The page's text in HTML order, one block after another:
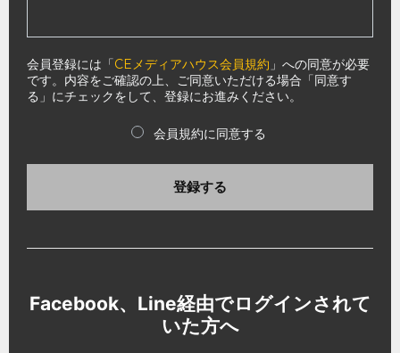
会員登録には「CEメディアハウス会員規約 」への同意が必要
です。内容をご確認の上、ご同意いただける場合「同意す
る」にチェックをして、登録にお進みください。
会員規約に同意する
登録する
Facebook、Line経由でログインされて
いた方へ